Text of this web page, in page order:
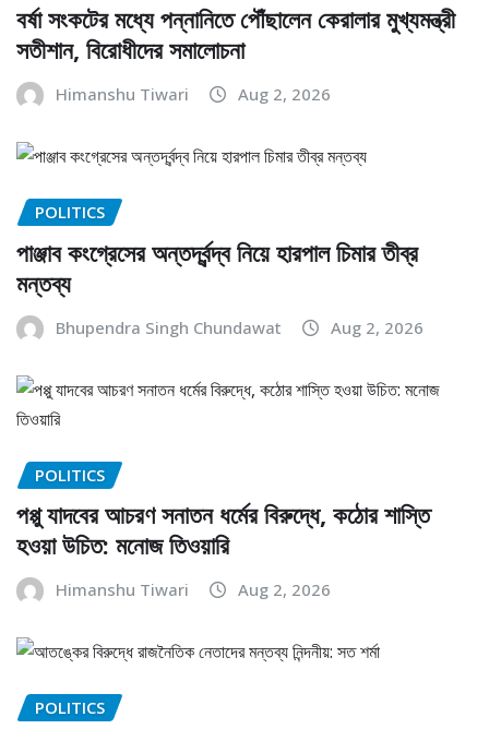
বর্ষা সংকটের মধ্যে পন্নানিতে পৌঁছালেন কেরালার মুখ্যমন্ত্রী
সতীশান, বিরোধীদের সমালোচনা
Himanshu Tiwari Aug 2, 2026
POLITICS
পাঞ্জাব কংগ্রেসের অন্তর্দ্বন্দ্ব নিয়ে হারপাল চিমার তীব্র
মন্তব্য
Bhupendra Singh Chundawat Aug 2, 2026
POLITICS
পপ্পু যাদবের আচরণ সনাতন ধর্মের বিরুদ্ধে, কঠোর শাস্তি
হওয়া উচিত: মনোজ তিওয়ারি
Himanshu Tiwari Aug 2, 2026
POLITICS